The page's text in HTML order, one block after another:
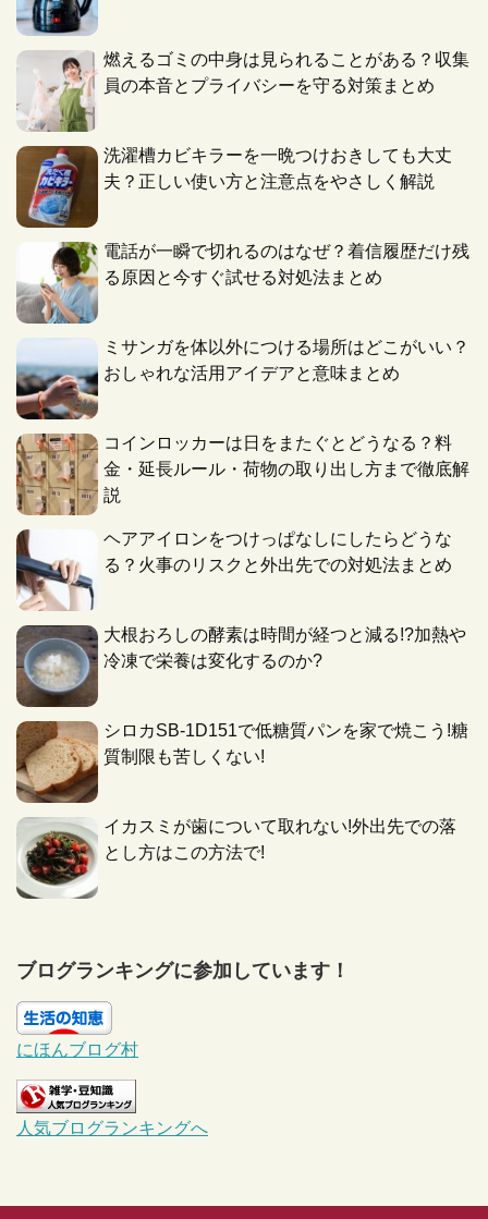
燃えるゴミの中身は見られることがある？収集
員の本音とプライバシーを守る対策まとめ
洗濯槽カビキラーを一晩つけおきしても大丈
夫？正しい使い方と注意点をやさしく解説
電話が一瞬で切れるのはなぜ？着信履歴だけ残
る原因と今すぐ試せる対処法まとめ
ミサンガを体以外につける場所はどこがいい？
おしゃれな活用アイデアと意味まとめ
コインロッカーは日をまたぐとどうなる？料
金・延長ルール・荷物の取り出し方まで徹底解
説
ヘアアイロンをつけっぱなしにしたらどうな
る？火事のリスクと外出先での対処法まとめ
大根おろしの酵素は時間が経つと減る!?加熱や
冷凍で栄養は変化するのか?
シロカSB-1D151で低糖質パンを家で焼こう!糖
質制限も苦しくない!
イカスミが歯について取れない!外出先での落
とし方はこの方法で!
ブログランキングに参加しています！
にほんブログ村
人気ブログランキングへ